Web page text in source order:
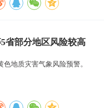
省部分地区风险较高
地质灾害气象风险预警。